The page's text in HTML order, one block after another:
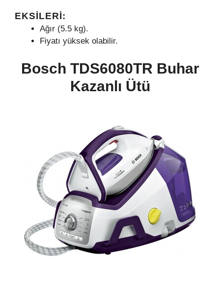
EKSILERI:
Ağır (5.5 kg).
Fiyatı yüksek olabilir.
Bosch TDS6080TR Buhar
Kazanlı Ütü